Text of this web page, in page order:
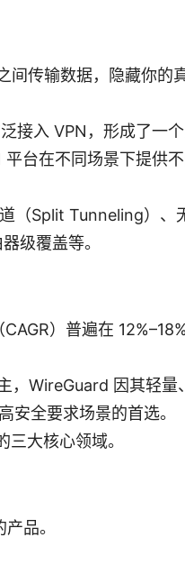
间传输数据，隐藏你的
接入 VPN，形成了一
台在不同场景下提供
（Split Tunneling）、
级覆盖等。
）普遍在
，WireGuard 因其轻量
安全要求场景的首选。
大核心领域。
品。